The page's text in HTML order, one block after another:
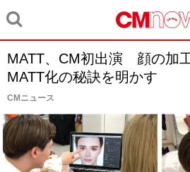
MATT、CM初出演 顔の加
MATT化の秘訣を明かす
CMニュース